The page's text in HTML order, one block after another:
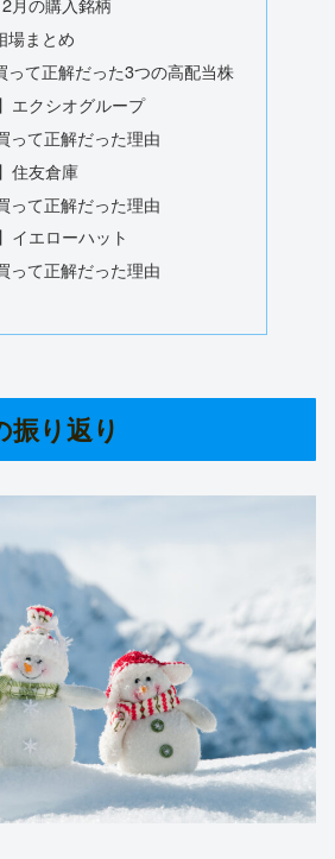
場まとめ
って正解だった3つの高配当株
エクシオグループ
って正解だった理由
住友倉庫
って正解だった理由
イエローハット
って正解だった理由
振り返り